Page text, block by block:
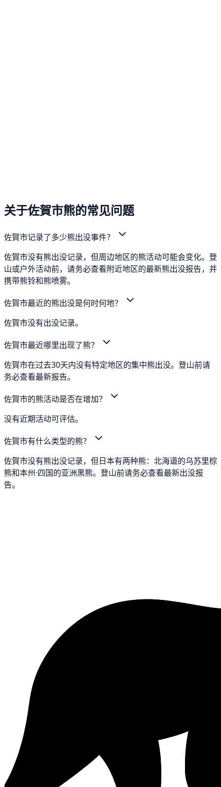
关于佐賀市熊的常见问题
佐賀市记录了多少熊出没事件？
佐賀市没有熊出没记录，但周边地区的熊活动可能会变化。登
山或户外活动前，请务必查看附近地区的最新熊出没报告，并
携带熊铃和熊喷雾。
佐賀市最近的熊出没是何时何地？
佐賀市没有出没记录。
佐賀市最近哪里出现了熊？
佐賀市在过去30天内没有特定地区的集中熊出没。登山前请
务必查看最新报告。
佐賀市的熊活动是否在增加？
没有近期活动可评估。
佐賀市有什么类型的熊？
佐賀市没有熊出没记录，但日本有两种熊：北海道的乌苏里棕
熊和本州·四国的亚洲黑熊。登山前请务必查看最新出没报
告。